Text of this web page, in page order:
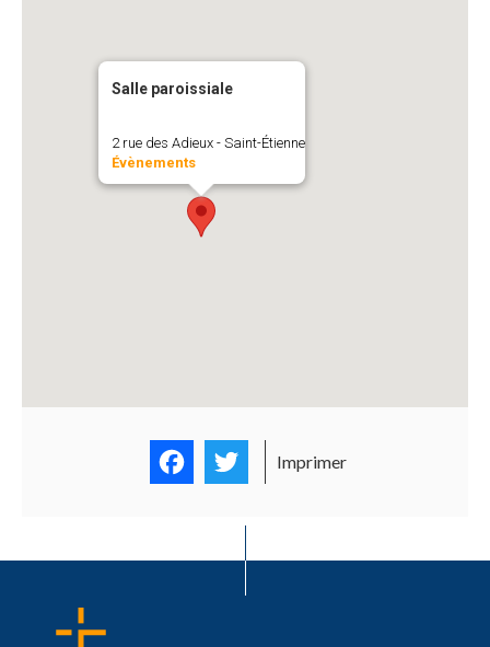
Salle paroissiale
2 rue des Adieux - Saint-Étienne
Évènements
FacebookTwitter
Imprimer